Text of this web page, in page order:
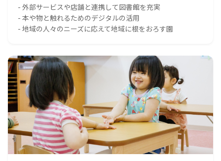
- 外部サービスや店舗と連携して図書館を充実
- 本や物と触れるためのデジタルの活用
- 地域の人々のニーズに応えて地域に根をおろす園